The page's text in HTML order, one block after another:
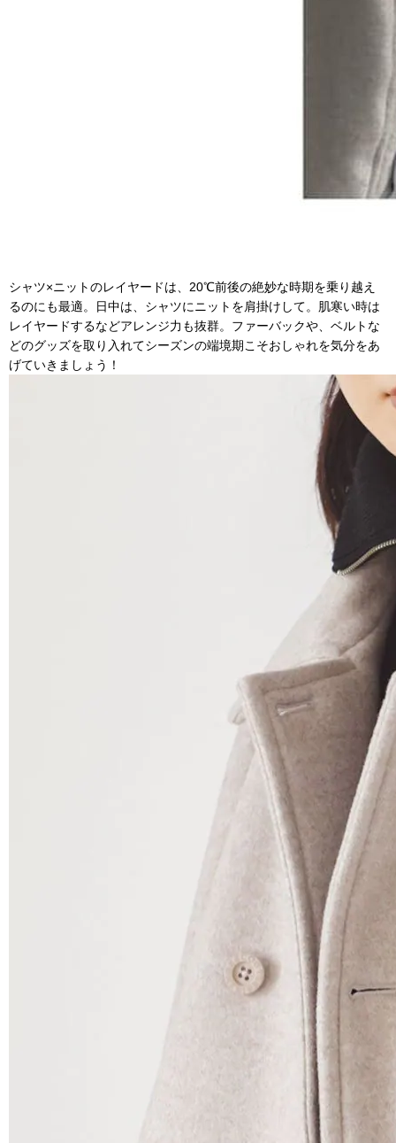
シャツ×ニットのレイヤードは、20℃前後の絶妙な時期を乗り越え
るのにも最適。日中は、シャツにニットを肩掛けして。肌寒い時は
レイヤードするなどアレンジ力も抜群。ファーバックや、ベルトな
どのグッズを取り入れてシーズンの端境期こそおしゃれを気分をあ
げていきましょう！